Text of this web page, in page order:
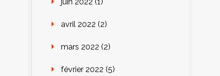
avril 2022 (2)
mars 2022 (2)
février 2022 (5)